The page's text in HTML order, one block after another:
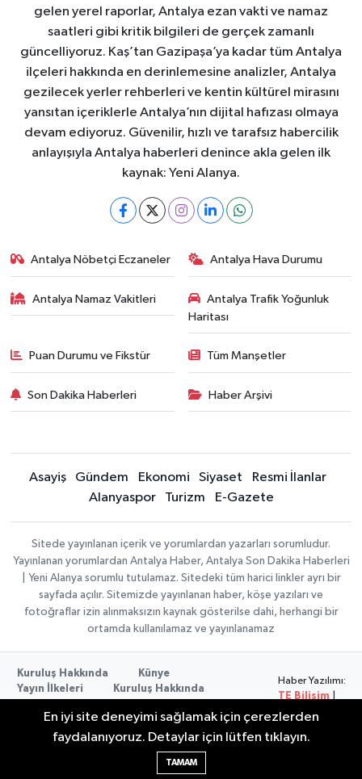
gelen yerel raporlar, Antalya ezan vakti ve namaz
saatleri gibi kritik bilgileri de gerçek zamanlı
güncelliyoruz. Kaş’tan Gazipaşa’ya kadar tüm Antalya
ilçeleri hakkında en derinlemesine analizler, Antalya
gezilecek yerler rehberleri ve kentin kültürel mirasını
yansıtan içeriklerle Antalya’nın dijital hafızası olmaya
devam ediyoruz. Güvenilir, hızlı ve tarafsız habercilik
anlayışıyla Antalya haberleri denince akla gelen ilk
kaynak: Yeni Alanya.
Antalya Nöbetçi Eczaneler Antalya Hava Durumu
Antalya Namaz Vakitleri
Antalya Trafik Yoğunluk
Haritası
Puan Durumu ve Fikstür Tüm Manşetler
Son Dakika Haberleri Haber Arşivi
Asayiş Gündem Ekonomi Siyaset
Resmi İlanlar
Alanyaspor
Turizm E-Gazete
Sitede yayınlanan içerik ve yorumlardan yazarları sorumludur.
Yayınlanan yorumlardan Antalya Haber, Antalya Son Dakika Haberleri
| Yeni Alanya sorumlu tutulamaz. Sitedeki tüm harici linkler ayrı bir
sayfada açılır. Sitemizde yayınlanan haber, köşe yazıları ve
fotoğraflar izin alınmaksızın kaynak gösterilse dahi, herhangi bir
ortamda kullanılamaz ve yayınlanamaz
Kuruluş Hakkında
Künye
Yayın İlkeleri
Kuruluş Hakkında
Kullanım Şartları
Haber Yazılımı:
TE Bilişim
Copyright ©
En iyi site deneyimi sağlamak için çerezlerden
faydalanıyoruz. Detaylar için lütfen tıklayın.
TAMAM